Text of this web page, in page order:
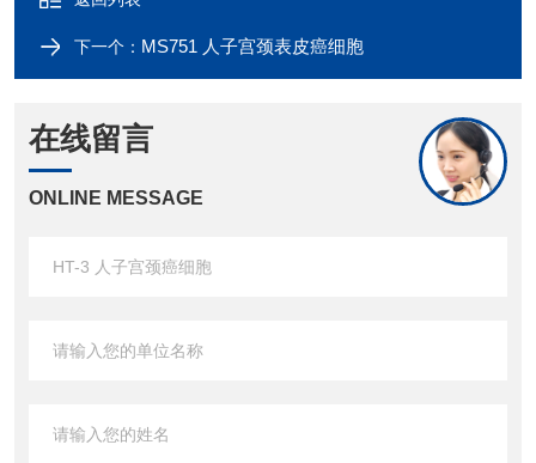
下一个： MS751 人子宫颈表皮癌细胞
在线留言
ONLINE MESSAGE